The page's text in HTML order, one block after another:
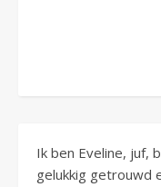
Ik ben Eveline, juf,
gelukkig getrouwd